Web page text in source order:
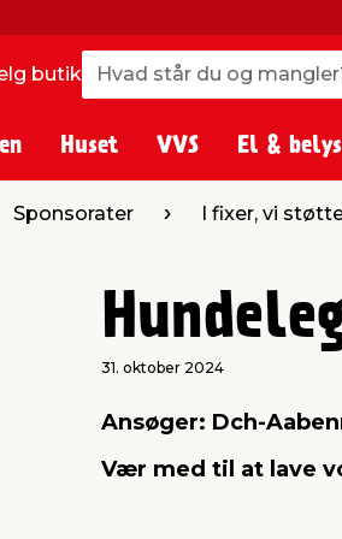
butik Hvad står du og mangler?
Hvad står du og mangler?
Huset VVS El &
Sponsorater I fixer, vi
31. oktober 2024
Ansøger: Dch-
Vær med til at lave